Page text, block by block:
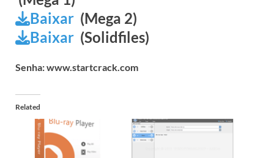
Baixar (Mega 2)
Baixar (Solidfiles)
Senha: www.startcrack.com
Related